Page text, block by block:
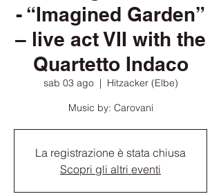
- “Imagined Garden”
– live act VII with the
Quartetto Indaco
sab 03 ago
  |
Hitzacker (Elbe)
Music by: Carovani
La registrazione è stata chiusa
Scopri gli altri eventi